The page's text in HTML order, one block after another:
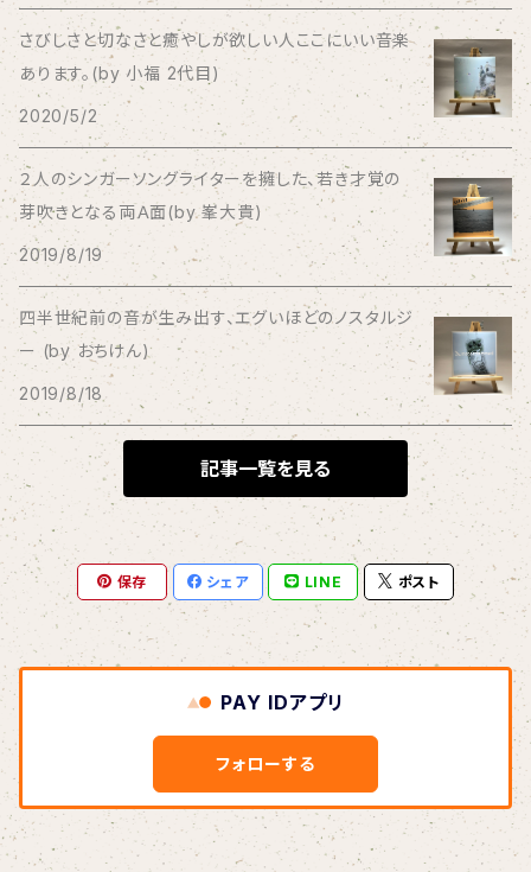
Bad Operation
Bagus!
BBBBBBB
The BEG
The Beths
THE BLACK SHANSONS
BLONDnewHALF
Blondy
BOAR HUNTER
bud&harbor
Bulbs Of Passion
B玉
さびしさと切なさと癒やしが欲しい人ここにいい音楽
あります。(by 小福 2代目)
2020/5/2
２人のシンガーソングライターを擁した、若き才覚の
芽吹きとなる両Ａ面(by 峯大貴)
2019/8/19
四半世紀前の音が生み出す、エグいほどのノスタルジ
ー (by おちけん)
2019/8/18
記事一覧を見る
保存 シェア LINE ポスト
PAY IDアプリ
フォローする